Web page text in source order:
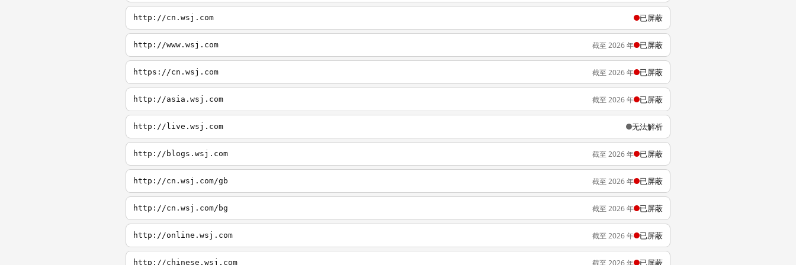
http://cn.wsj.com 已屏蔽
http://www.wsj.com 截至 2026 年 已屏蔽
https://cn.wsj.com 截至 2026 年 已屏蔽
http://asia.wsj.com 截至 2026 年 已屏蔽
http://live.wsj.com 无法解析
http://blogs.wsj.com 截至 2026 年 已屏蔽
http://cn.wsj.com/gb 截至 2026 年 已屏蔽
http://cn.wsj.com/bg 截至 2026 年 已屏蔽
http://online.wsj.com 截至 2026 年 已屏蔽
http://chinese.wsj.com 截至 2026 年 已屏蔽